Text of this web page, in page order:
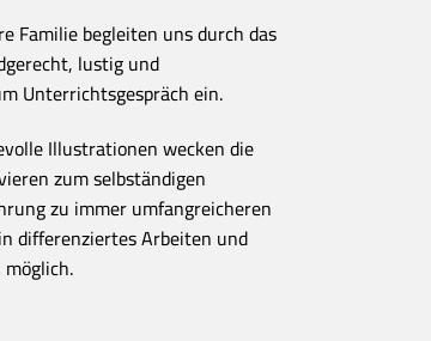
Familie begleiten uns durch das
lustig und
Unterrichtsgespräch ein.
Illustrationen wecken die
zum selbständigen
zu immer umfangreicheren
differenziertes Arbeiten und